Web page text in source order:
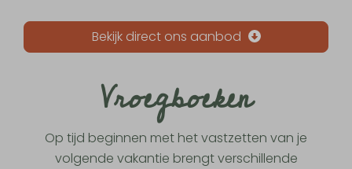
Bekijk direct ons aanbod
Vroegboeken
Op tijd beginnen met het vastzetten van je
volgende vakantie brengt verschillende